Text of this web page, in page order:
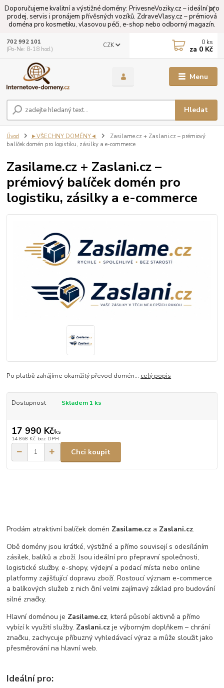
Doporučujeme kvalitní a výstižné domény: PrivesneVoziky.cz – ideální pro
prodej, servis i pronájem přívěsných vozíků. ZdraveVlasy.cz – prémiová
doména pro kosmetiku, vlasovou péči, e-shop nebo odborný magazín.
Menu
CZK
Hledat
702 992 101
(Po-Ne: 8-18 hod.)
0 ks
za 0 Kč
Úvod ►VŠECHNY DOMÉNY◄
Zasilame.cz + Zaslani.cz – prémiový
balíček domén pro logistiku, zásilky a e-commerce
Zasilame.cz + Zaslani.cz –
prémiový balíček domén pro
logistiku, zásilky a e-commerce
Po platbě zahájíme okamžitý převod domén... celý popis
Dostupnost Skladem 1 ks
17 990 Kč/ks
14 868 Kč bez DPH
Chci koupit
Prodám atraktivní balíček domén Zasilame.cz a Zaslani.cz.
Obě domény jsou krátké, výstižné a přímo souvisejí s odesíláním
zásilek, balíků a zboží. Jsou ideální pro přepravní společnosti,
logistické služby, e-shopy, výdejní a podací místa nebo online
platformy zajišťující dopravu zboží. Rostoucí význam e-commerce
a balíkových služeb z nich činí velmi zajímavý základ pro budování
silné značky.
Hlavní doménou je Zasilame.cz, která působí aktivně a přímo
vybízí k využití služby. Zaslani.cz je výborným doplňkem – chrání
značku, zachycuje příbuzný vyhledávací výraz a může sloužit jako
přesměrování na hlavní web.
Ideální pro: